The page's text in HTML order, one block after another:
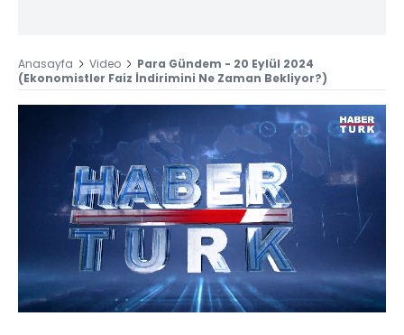
Anasayfa Video
Para Gündem - 20 Eylül 2024
(Ekonomistler Faiz İndirimini Ne Zaman Bekliyor?)
Sesi
Aç
Yüklendi
:
0.46%
Oynatma
Hızı